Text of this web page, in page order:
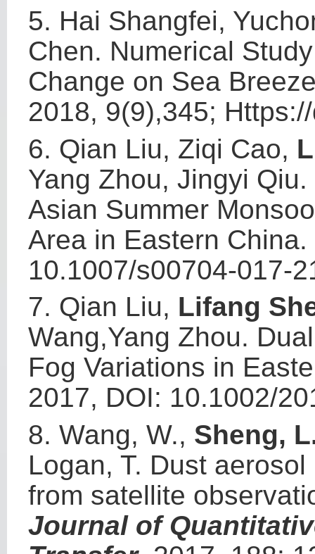
5. Hai Shangfei,
Chen. Numerical
Change on Sea
2018, 9(9),345;
6. Qian Liu, Ziqi Cao,
Yang Zhou, Jingyi
Asian Summer
Area in Eastern China.
10.1007/s00704-017-
7. Qian Liu, Lifang
Wang,Yang Zhou.
Fog Variations in
2017, DOI: 10.1002/
8. Wang, W., Sheng,
Logan, T. Dust
from satellite
Journal of